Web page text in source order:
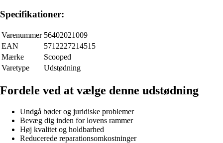
Specifikationer:
Varenummer 56402021009
EAN
5712227214515
Mærke
Scooped
Varetype
Udstødning
Fordele ved at vælge denne udstødning
Undgå bøder og juridiske problemer
Bevæg dig inden for lovens rammer
Høj kvalitet og holdbarhed
Reducerede reparationsomkostninger